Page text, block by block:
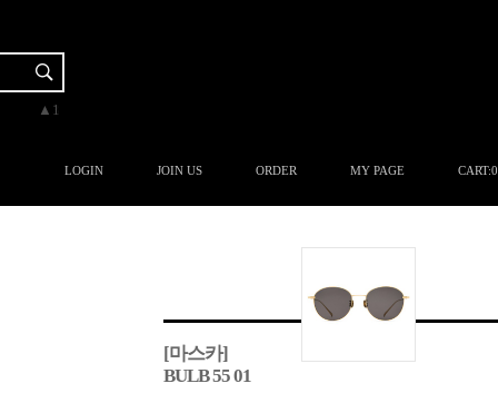
▲5
▲3
▲1
▼-1
▼-1
LOGIN JOIN US ORDER MY PAGE CART:0
[마스카]
BULB 55 01